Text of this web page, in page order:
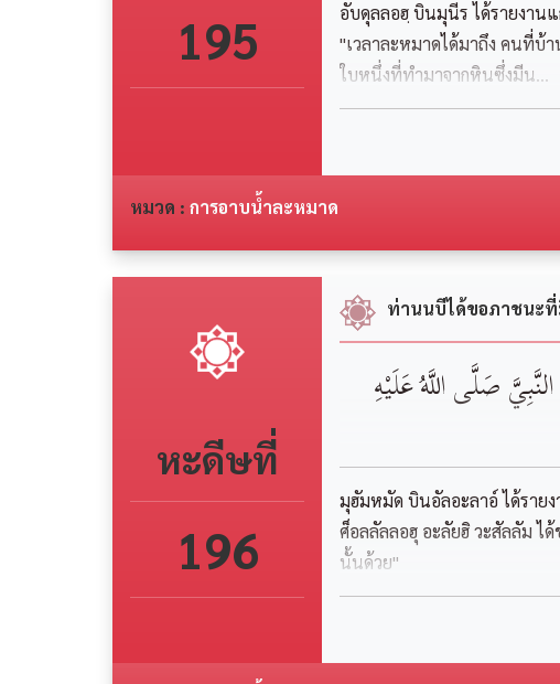
195
อับดุลลอฮฺ บินมุนีร ได้รายงาน
"เวลาละหมาดได้มาถึง คนที่บ้
ใบหนึ่งที่ทำมาจากหินซึ่งมีน...
หมวด : การอาบน้ำละหมาด
หะดีษที่
196
ท่านนบีได้ขอภาชนะ
‏‏صَلَّى اللَّهُ عَلَيْهِ
มุฮัมหมัด บินอัลอะลาอ์ ได้ราย
ศ็อลลัลลอฮุ อะลัยฮิ วะสัลลัม
นั้นด้วย"